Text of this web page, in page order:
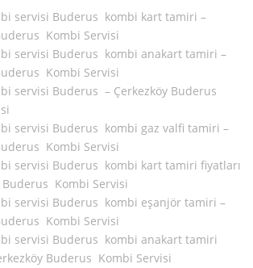
servisi Buderus kombi kart tamiri –
Kombi Servisi
servisi Buderus kombi anakart tamiri –
Kombi Servisi
servisi Buderus – Çerkezköy Buderus
servisi Buderus kombi gaz valfi tamiri –
Kombi Servisi
servisi Buderus kombi kart tamiri fiyatları
Buderus Kombi Servisi
servisi Buderus kombi eşanjör tamiri –
Kombi Servisi
servisi Buderus kombi anakart tamiri
Buderus Kombi Servisi